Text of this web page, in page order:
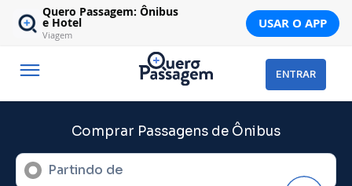
Quero Passagem: Ônibus
e Hotel
Viagem
USAR O APP
ENTRAR
Comprar Passagens de Ônibus
Partindo de